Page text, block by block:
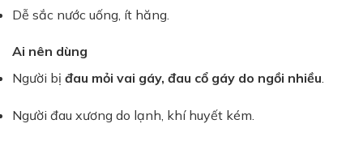
Dễ sắc nước uống, ít hăng.
Ai nên dùng
Người bị đau mỏi vai gáy, đau cổ gáy do ngồi nhiều.
Người đau xương do lạnh, khí huyết kém.